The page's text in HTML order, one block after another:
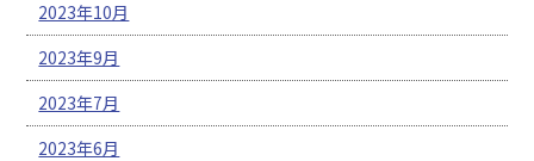
2023年10月
2023年9月
2023年7月
2023年6月